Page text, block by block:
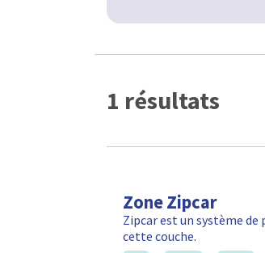
1 résultats
Zone Zipcar
Zipcar est un système
cette couche.